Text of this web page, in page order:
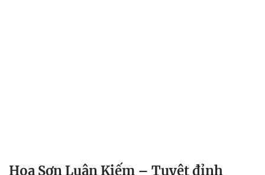
Hoa Sơn Luận Kiếm – Tuyệt đỉnh